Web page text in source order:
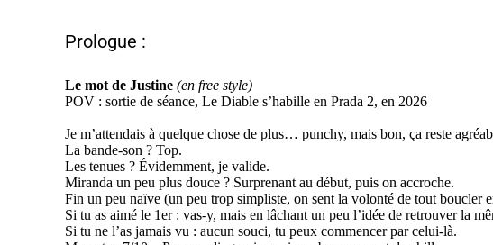
Prologue :
Le mot de Justine (en free style)
POV : sortie de séance, Le Diable s’habille en Prada 2, en 2026
Je m’attendais à quelque chose de plus… punchy, mais bon, ça reste
La bande-son ? Top.
Les tenues ? Évidemment, je valide.
Miranda un peu plus douce ? Surprenant au début, puis on accroche.
Fin un peu naïve (un peu trop simpliste, on sent la volonté de tout boucler
Si tu as aimé le 1er : vas-y, mais en lâchant un peu l’idée de retrouver la
Si tu ne l’as jamais vu : aucun souci, tu peux commencer par celui-là.